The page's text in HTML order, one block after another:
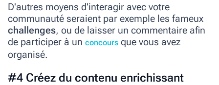
D'autres moyens d'interagir avec votre
communauté seraient par exemple les fameux
challenges, ou de laisser un commentaire afin
de participer à un concours que vous avez
organisé.
#4 Créez du contenu enrichissant